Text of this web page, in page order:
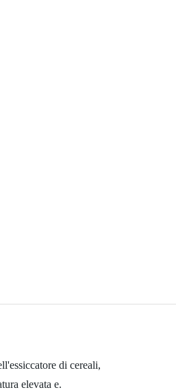
di cereali,
elevata e.